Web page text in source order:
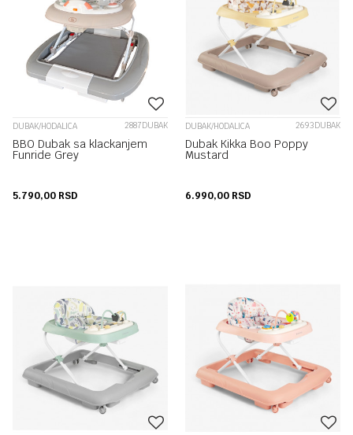
DUBAK/HODALICA 2887DUBAK
BBO Dubak sa klackanjem
Funride Grey
5.790,00 RSD
DUBAK/HODALICA 2693DUBAK
Dubak Kikka Boo Poppy
Mustard
6.990,00 RSD